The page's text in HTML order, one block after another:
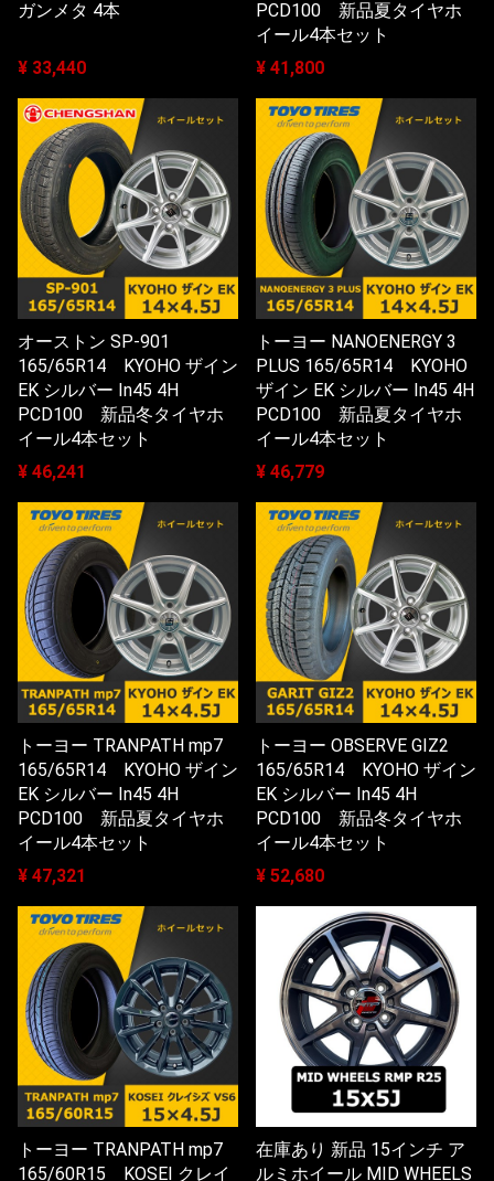
ガンメタ 4本
¥ 33,440
PCD100 新品夏タイヤホ
イール4本セット
¥ 41,800
オーストン SP-901
165/65R14 KYOHO ザイン
EK シルバー In45 4H
PCD100 新品冬タイヤホ
イール4本セット
¥ 46,241
トーヨー NANOENERGY 3
PLUS 165/65R14 KYOHO
ザイン EK シルバー In45 4H
PCD100 新品夏タイヤホ
イール4本セット
¥ 46,779
トーヨー TRANPATH mp7
165/65R14 KYOHO ザイン
EK シルバー In45 4H
PCD100 新品夏タイヤホ
イール4本セット
¥ 47,321
トーヨー OBSERVE GIZ2
165/65R14 KYOHO ザイン
EK シルバー In45 4H
PCD100 新品冬タイヤホ
イール4本セット
¥ 52,680
トーヨー TRANPATH mp7
165/60R15 KOSEI クレイ
在庫あり 新品 15インチ ア
ルミホイール MID WHEELS